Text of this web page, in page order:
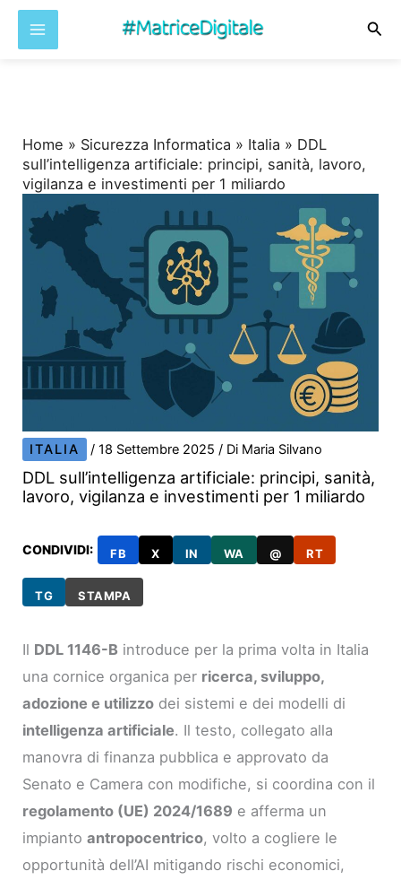
Home » Sicurezza Informatica » Italia » DDL
sull’intelligenza artificiale: principi, sanità, lavoro,
vigilanza e investimenti per 1 miliardo
ITALIA /18 Settembre 2025/ Di Maria Silvano
DDL sull’intelligenza artificiale: principi, sanità,
lavoro, vigilanza e investimenti per 1 miliardo
CONDIVIDI: FB X IN WA @ RT
TG STAMPA
Il DDL 1146-B introduce per la prima volta in Italia
una cornice organica per ricerca, sviluppo,
adozione e utilizzo dei sistemi e dei modelli di
intelligenza artificiale. Il testo, collegato alla
manovra di finanza pubblica e approvato da
Senato e Camera con modifiche, si coordina con il
regolamento (UE) 2024/1689 e afferma un
impiantoantropocentrico, volto a cogliere le
opportunità dell’AI mitigando rischi economici,